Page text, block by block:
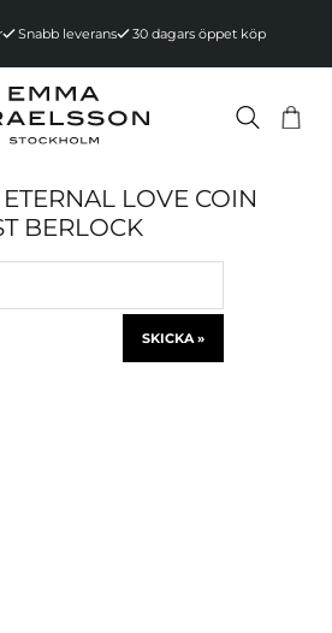
Snabb leverans 30 dagars öppet köp
.
LOVE COIN
BERLOCK
SKICKA »